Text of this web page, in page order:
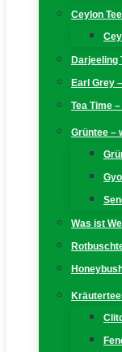
Ceylon
Darjeeling
Earl Grey
Tea Time
Grüntee –
Was ist